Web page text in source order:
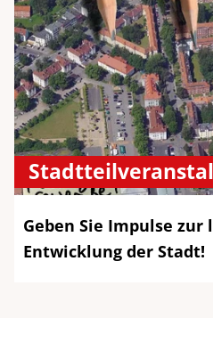
Geben Sie Impulse
Entwicklung der Stadt!